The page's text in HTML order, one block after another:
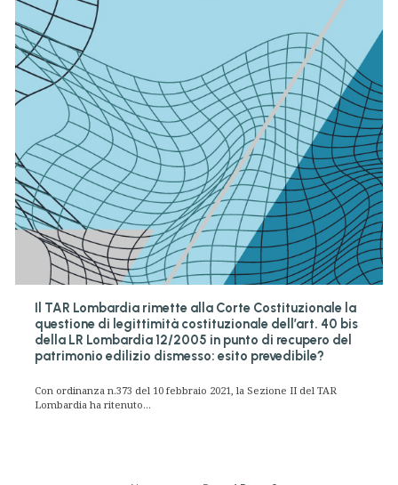
Il TAR Lombardia rimette alla Corte Costituzionale la
questione di legittimità costituzionale dell’art. 40 bis
della LR Lombardia 12/2005 in punto di recupero del
patrimonio edilizio dismesso: esito prevedibile?
Con ordinanza n.373 del 10 febbraio 2021, la Sezione II del TAR
Lombardia ha ritenuto...